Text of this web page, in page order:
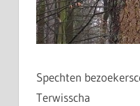
Spechten
Terwisscha